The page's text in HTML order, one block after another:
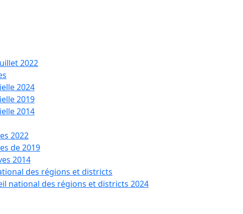
2022
2024
2019
2014
2022
de 2019
2014
des régions et districts
national des régions et districts 2024